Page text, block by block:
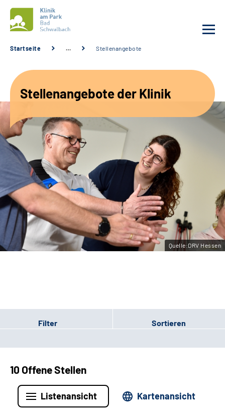
Unsere Angebote
Service
Karriere
Sozialdienste & Zuweisende
Suche
Leichte Sprache
Startseite … Stellenangebote
Stellenangebote der Klinik
Quelle:DRV Hessen
Filter Sortieren
10 Offene Stellen
Listenansicht Kartenansicht